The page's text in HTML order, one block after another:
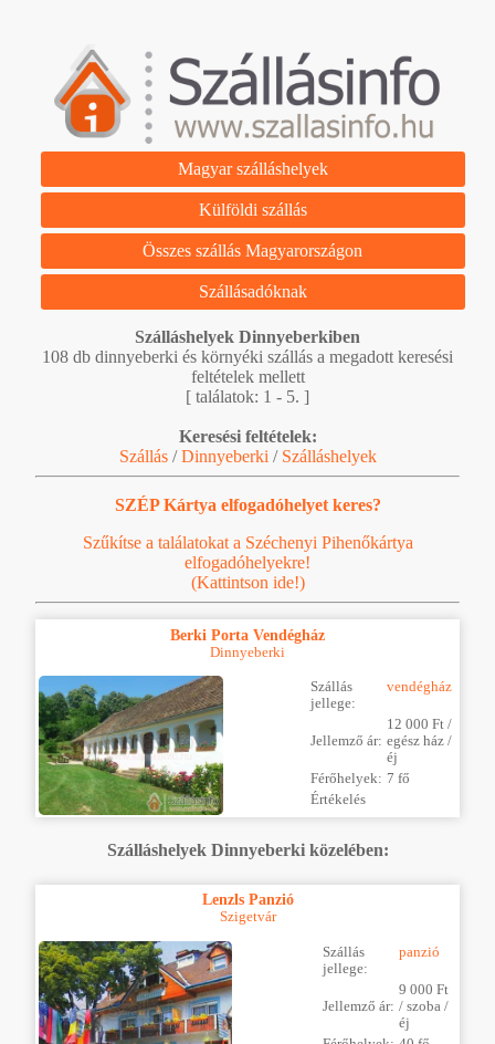
Magyar szálláshelyek
Külföldi szállás
Összes szállás Magyarországon
Szállásadóknak
Szálláshelyek Dinnyeberkiben
108 db dinnyeberki és környéki szállás a megadott keresési
feltételek mellett
[ találatok: 1 - 5. ]
Keresési feltételek:
Szállás/Dinnyeberki / Szálláshelyek
SZÉP Kártya elfogadóhelyet keres?
Szűkítse a találatokat a Széchenyi Pihenőkártya
elfogadóhelyekre!
(Kattintson ide!)
Berki Porta Vendégház
Dinnyeberki
Szállás
jellege:
vendégház
Jellemző ár:
12 000 Ft /
egész ház /
éj
Férőhelyek: 7 fő
Értékelés
Szálláshelyek Dinnyeberki közelében:
Lenzls Panzió
Szigetvár
Szállás
jellege:
panzió
Jellemző ár:
9 000 Ft
/ szoba /
éj